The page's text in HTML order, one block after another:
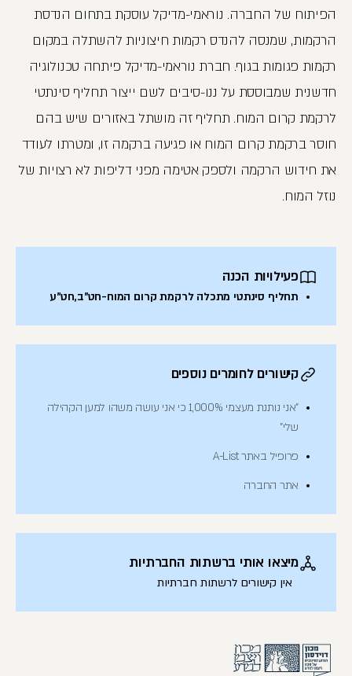
הפיתוח של החברה. נוראמי-מדיקל עוסקת בתחום הנדסת
הרקמות, שמנסה להנדס רקמות חיצוניות להשתלה במקום
רקמות פגומות בגוף. חברת נוראמי-מדיקל פיתחה טכנולוגיה
חדשנית שמבוססת על ננו-סיבים לשם ייצור תחליף סינתטי
לרקמת קרום המוח. תחליף זה מושתל באזורים שיש בהם
חוסר ברקמת קרום המוח או פגיעה ברקמה זו, ומטרתו לעודד
את חידוש הרקמה ולספק אטימה מפני דליפות לא רצויות של
נוזל המוח.
פעילויות הכנה
תחליף סינתטי מתכלה לרקמת קרום המוח-חט"ב,חט"ע
קישורים לחומרים נוספים
"אני נותנת מעצמי 1,000% כי אני עושה משהו למען הקהילה
שלי"
פרופיל באתר A-List
אתר החברה
מיצאו אותי ברשתות החברתיות
אין קישורים לרשתות חברתיות